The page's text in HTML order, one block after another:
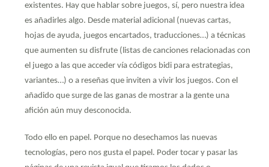
existentes. Hay que hablar sobre juegos, sí, pero nuestra idea
es añadirles algo. Desde material adicional (nuevas cartas,
hojas de ayuda, juegos encartados, traducciones…) a técnicas
que aumenten su disfrute (listas de canciones relacionadas con
el juego a las que acceder vía códigos bidi para estrategias,
variantes…) o a reseñas que inviten a vivir los juegos. Con el
añadido que surge de las ganas de mostrar a la gente una
afición aún muy desconocida.
Todo ello en papel. Porque no desechamos las nuevas
tecnologías, pero nos gusta el papel. Poder tocar y pasar las